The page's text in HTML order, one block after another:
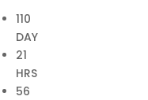
110
DAY
21
HRS
56